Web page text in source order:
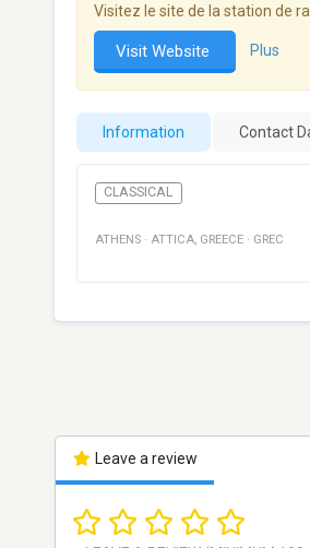
Visitez le site de la station de
Visit Website Plus
Information Contact
CLASSICAL
ATHENS · ATTICA, GREECE · GREC
Leave a review